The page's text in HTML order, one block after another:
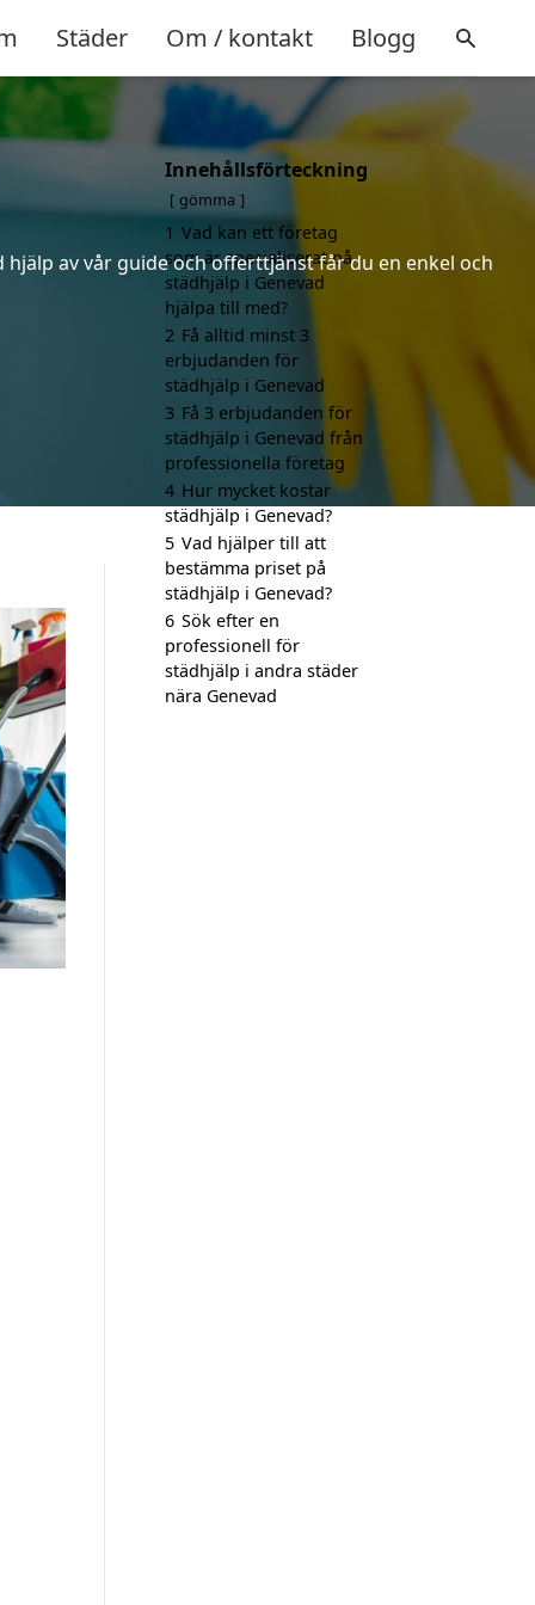
Städer Om / kontakt Blogg
av vår guide och offerttjänst får du en enkel och
Innehållsförteckning
gömma
1 Vad kan ett företag
som är specialiserat på
städhjälp i Genevad
hjälpa till med?
2 Få alltid minst 3
erbjudanden för
städhjälp i Genevad
3 Få 3 erbjudanden för
städhjälp i Genevad från
professionella företag
4 Hur mycket kostar
städhjälp i Genevad?
5 Vad hjälper till att
bestämma priset på
städhjälp i Genevad?
6 Sök efter en
professionell för
städhjälp i andra städer
nära Genevad